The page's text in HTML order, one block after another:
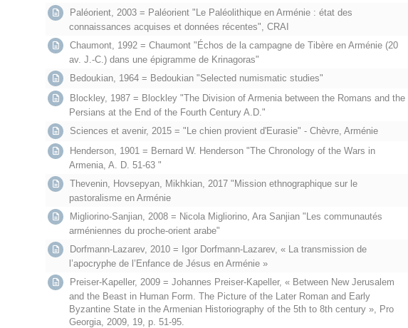
Paléorient, 2003 = Paléorient "Le Paléolithique en Arménie : état des
connaissances acquises et données récentes", CRAI
Chaumont, 1992 = Chaumont "Échos de la campagne de Tibère en Arménie (20
av. J.-C.) dans une épigramme de Krinagoras"
Bedoukian, 1964 = Bedoukian "Selected numismatic studies"
Blockley, 1987 = Blockley "The Division of Armenia between the Romans and the
Persians at the End of the Fourth Century A.D."
Sciences et avenir, 2015 = "Le chien provient d'Eurasie" - Chèvre, Arménie
Henderson, 1901 = Bernard W. Henderson "The Chronology of the Wars in
Armenia, A. D. 51-63 "
Thevenin, Hovsepyan, Mikhkian, 2017 "Mission ethnographique sur le
pastoralisme en Arménie
Migliorino-Sanjian, 2008 = Nicola Migliorino, Ara Sanjian "Les communautés
arméniennes du proche-orient arabe"
Dorfmann-Lazarev, 2010 = Igor Dorfmann-Lazarev, « La transmission de
l’apocryphe de l’Enfance de Jésus en Arménie »
Preiser-Kapeller, 2009 = Johannes Preiser-Kapeller, « Between New Jerusalem
and the Beast in Human Form. The Picture of the Later Roman and Early
Byzantine State in the Armenian Historiography of the 5th to 8th century », Pro
Georgia, 2009, 19, p. 51-95.